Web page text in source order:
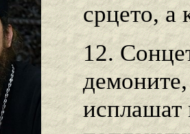
срцето, а
12.
демоните,
исплашат